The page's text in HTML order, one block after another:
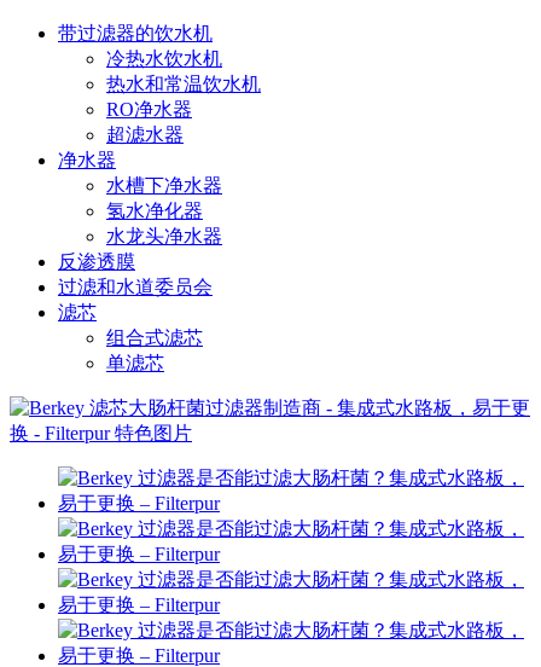
带过滤器的饮水机
冷热水饮水机
热水和常温饮水机
RO净水器
超滤水器
净水器
水槽下净水器
氢水净化器
水龙头净水器
反渗透膜
过滤和水道委员会
滤芯
组合式滤芯
单滤芯